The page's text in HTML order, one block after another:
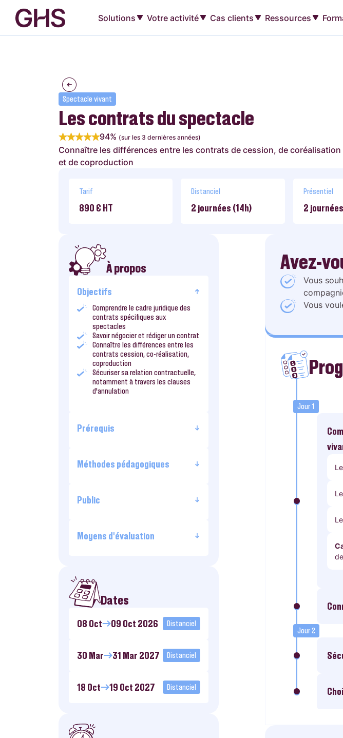
Solutions Votre activité Cas clients Ressources
Spectacle vivant
Les contrats du spectacle
94% (sur les 3 dernières années)
Connaître les différences entre les contrats de cession, de coréalisation
et de coproduction
Tarif
890 € HT
Distanciel
2 journées (14h)
Présentiel
2
À propos
Objectifs
Comprendre le cadre juridique des
contrats spécifiques aux
spectacles
Savoir négocier et rédiger un contrat
Connaître les différences entre les
contrats cession, co-réalisation,
coproduction
Sécuriser sa relation contractuelle,
notamment à travers les clauses
d’annulation
Prérequis
Méthodes pédagogiques
Public
Moyens d’évaluation
Dates
08 Oct 09 Oct 2026 Distanciel
30 Mar 31 Mar 2027 Distanciel
18 Oct 19 Oct 2027 Distanciel
Avez-
Vous
Vous
Jour 1
Jour 2